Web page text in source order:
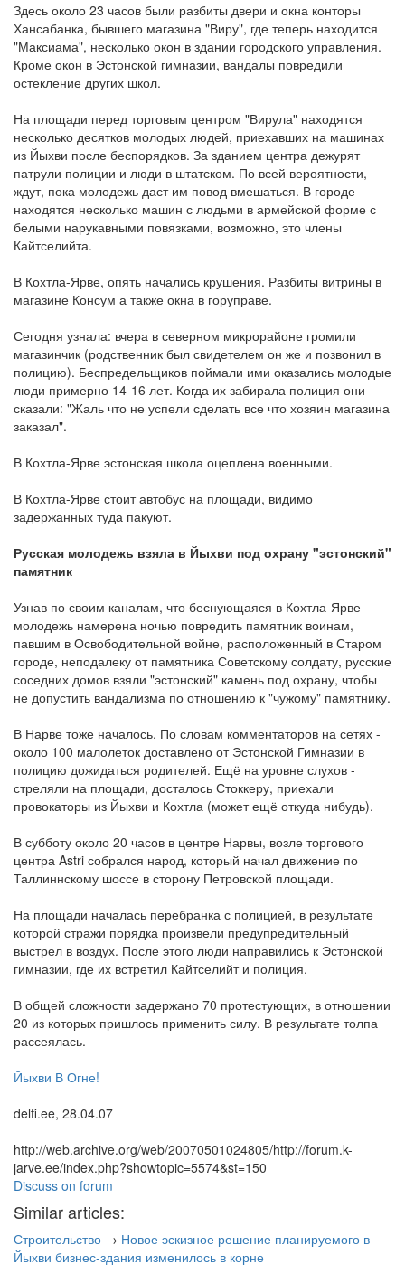
Здесь около 23 часов были разбиты двери и окна конторы
Хансабанка, бывшего магазина "Виру", где теперь находится
"Максиама", несколько окон в здании городского управления.
Кроме окон в Эстонской гимназии, вандалы повредили
остекление других школ.
На площади перед торговым центром "Вирула" находятся
несколько десятков молодых людей, приехавших на машинах
из Йыхви после беспорядков. За зданием центра дежурят
патрули полиции и люди в штатском. По всей вероятности,
ждут, пока молодежь даст им повод вмешаться. В городе
находятся несколько машин с людьми в армейской форме с
белыми нарукавными повязками, возможно, это члены
Кайтселийта.
В Кохтла-Ярве, опять начались крушения. Разбиты витрины в
магазине Консум а также окна в горуправе.
Сегодня узнала: вчера в северном микрорайоне громили
магазинчик (родственник был свидетелем он же и позвонил в
полицию). Беспредельщиков поймали ими оказались молодые
люди примерно 14-16 лет. Когда их забирала полиция они
сказали: "Жаль что не успели сделать все что хозяин магазина
заказал".
В Кохтла-Ярве эстонская школа оцеплена военными.
В Кохтла-Ярве стоит автобус на площади, видимо
задержанных туда пакуют.
Русская молодежь взяла в Йыхви под охрану "эстонский"
памятник
Узнав по своим каналам, что беснующаяся в Кохтла-Ярве
молодежь намерена ночью повредить памятник воинам,
павшим в Освободительной войне, расположенный в Старом
городе, неподалеку от памятника Советскому солдату, русские
соседних домов взяли "эстонский" камень под охрану, чтобы
не допустить вандализма по отношению к "чужому" памятнику.
В Нарве тоже началось. По словам комментаторов на сетях -
около 100 малолеток доставлено от Эстонской Гимназии в
полицию дожидаться родителей. Ещё на уровне слухов -
стреляли на площади, досталось Стоккеру, приехали
провокаторы из Йыхви и Кохтла (может ещё откуда нибудь).
В субботу около 20 часов в центре Нарвы, возле торгового
центра Astri собрался народ, который начал движение по
Таллиннскому шоссе в сторону Петровской площади.
На площади началась перебранка с полицией, в результате
которой стражи порядка произвели предупредительный
выстрел в воздух. После этого люди направились к Эстонской
гимназии, где их встретил Кайтселийт и полиция.
В общей сложности задержано 70 протестующих, в отношении
20 из которых пришлось применить силу. В результате толпа
рассеялась.
Йыхви В Огне!
delfi.ee, 28.04.07
http://web.archive.org/web/20070501024805/http://forum.k-
jarve.ee/index.php?showtopic=5574&st=150
Discuss on forum
Similar articles:
Строительство → Новое эскизное решение планируемого в
Йыхви бизнес-здания изменилось в корне